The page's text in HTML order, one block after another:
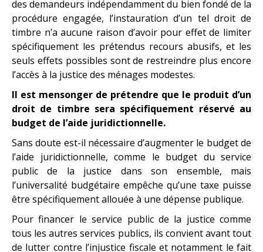
des demandeurs indépendamment du bien fondé de la
procédure engagée, l’instauration d’un tel droit de
timbre n’a aucune raison d’avoir pour effet de limiter
spécifiquement les prétendus recours abusifs, et les
seuls effets possibles sont de restreindre plus encore
l’accès à la justice des ménages modestes.
Il est mensonger de prétendre que le produit d’un
droit de timbre sera spécifiquement réservé au
budget de l’aide juridictionnelle.
Sans doute est-il nécessaire d’augmenter le budget de
l’aide juridictionnelle, comme le budget du service
public de la justice dans son ensemble, mais
l’universalité budgétaire empêche qu’une taxe puisse
être spécifiquement allouée à une dépense publique.
Pour financer le service public de la justice comme
tous les autres services publics, ils convient avant tout
de lutter contre l’injustice fiscale et notamment le fait